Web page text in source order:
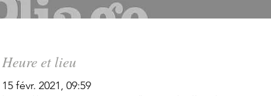
Heure et lieu
15 févr. 2021, 09:59